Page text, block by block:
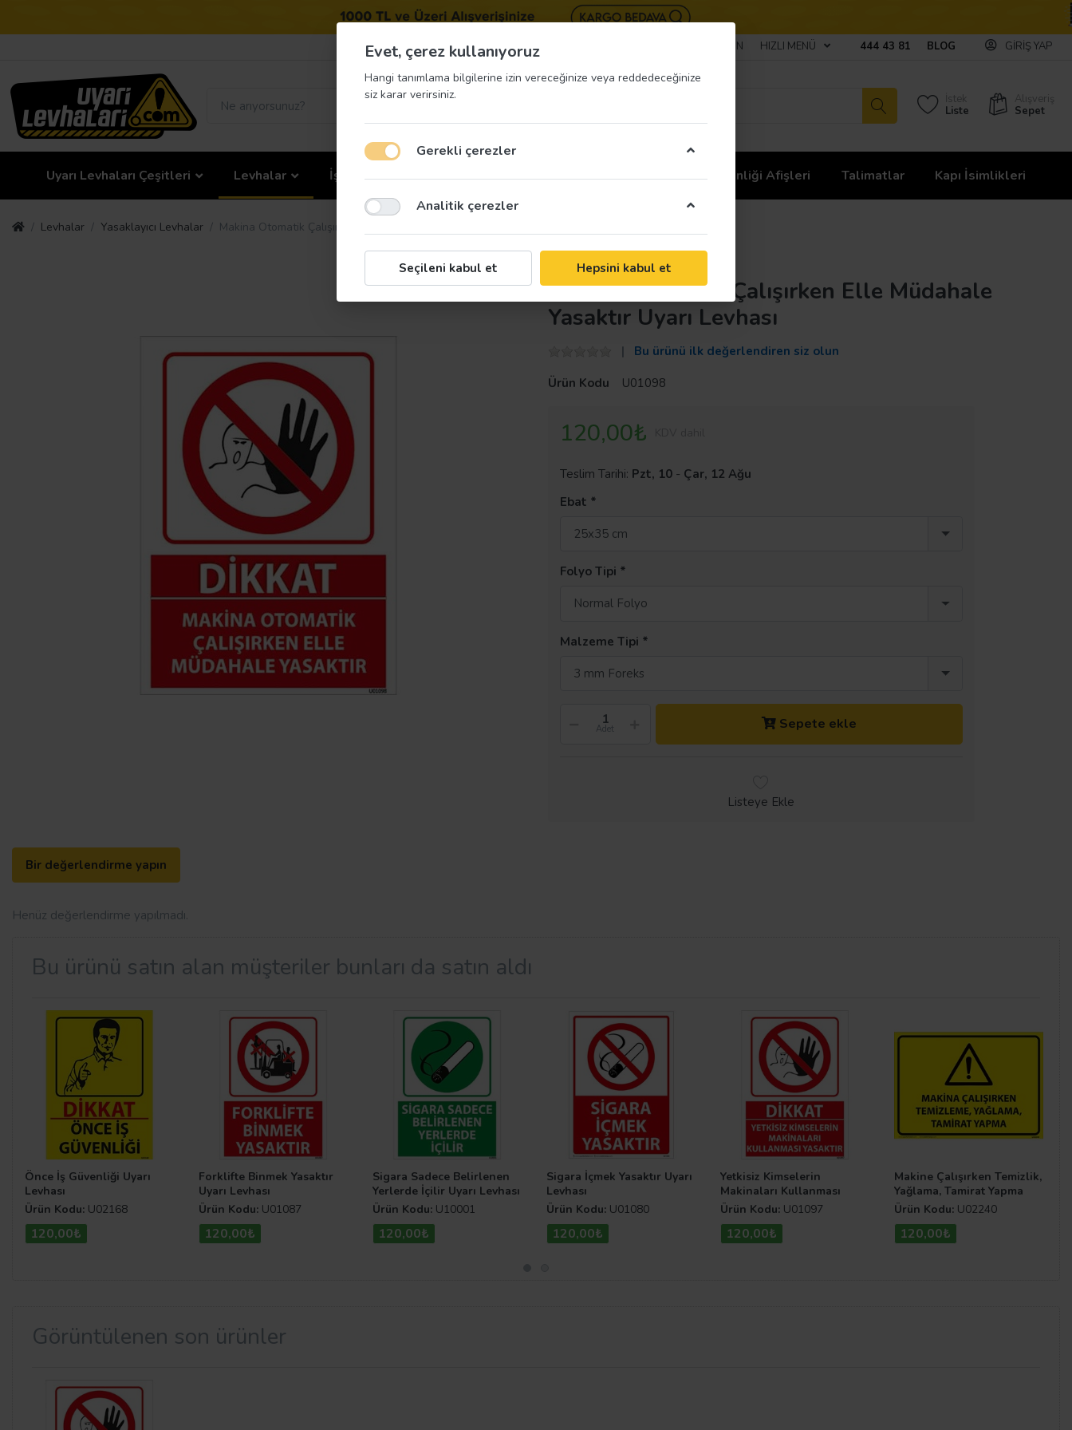
BIZE ULAŞIN HIZLI MENÜ 444 43 81 BLOG GIRIŞ YAP
İstek
Liste
Alışveriş
Sepet
Uyarı Levhaları Çeşitleri Levhalar İş Güvenliği Etiketleri İş Güvenliği Ekipmanları İş Güvenliği Afişleri Talimatlar Kapı İsimlikleri
Levhalar Yasaklayıcı Levhalar Makina Otomatik Çalışırken Elle Müdahale Yasaktır Uyarı Levhası
Taroks
Makina Otomatik Çalışırken Elle Müdahale
Yasaktır Uyarı Levhası
Bu ürünü ilk değerlendiren siz olun
Ürün Kodu
U01098
120,00₺
Teslim Tarihi: Pzt, 10 - Çar, 12 Ağu
Ebat
25x35 cm
Folyo Tipi
Normal Folyo
Malzeme Tipi
3 mm Foreks
Adet Sepete ekle
Listeye Ekle
Bir değerlendirme yapın
Henüz değerlendirme yapılmadı.
Bu ürünü satın alan müşteriler bunları da satın aldı
Önce İş Güvenliği Uyarı
Levhası
Ürün Kodu: U02168
120,00₺
Forklifte Binmek Yasaktır
Uyarı Levhası
Ürün Kodu: U01087
120,00₺
Sigara Sadece Belirlenen
Yerlerde İçilir Uyarı Levhası
Ürün Kodu: U10001
120,00₺
Sigara İçmek Yasaktır Uyarı
Levhası
Ürün Kodu: U01080
120,00₺
Yetkisiz Kimselerin
Makinaları Kullanması
Yasaktır Uyarı Levhası
Ürün Kodu: U01097
120,00₺
Makine Çalışırken Temizlik,
Yağlama, Tamirat Yapma
Uyarı Levhası
Ürün Kodu: U02240
120,00₺
Görüntülenen son ürünler
Evet, çerez kullanıyoruz
Hangi tanımlama bilgilerine izin vereceğinize veya reddedeceğinize
siz karar verirsiniz.
Gerekli çerezler
Analitik çerezler
Seçileni kabul et Hepsini kabul et